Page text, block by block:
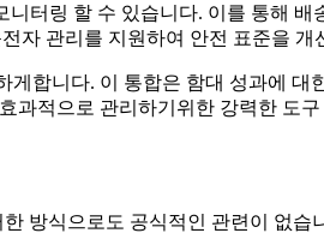
터링 할 수 있습니다. 이를 통해
자 관리를 지원하여 안전 표준을
합니다. 이 통합은 함대 성과에
적으로 관리하기위한 강력한 도
방식으로도 공식적인 관련이 없